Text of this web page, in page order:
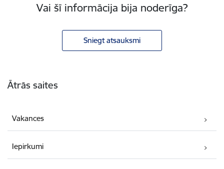
Vai šī informācija bija noderīga?
Sniegt atsauksmi
Ātrās saites
Vakances
Iepirkumi